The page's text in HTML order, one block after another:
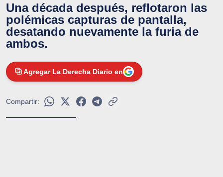
Una década después, reflotaron las
polémicas capturas de pantalla,
desatando nuevamente la furia de
ambos.
Agregar La Derecha Diario en
Compartir: